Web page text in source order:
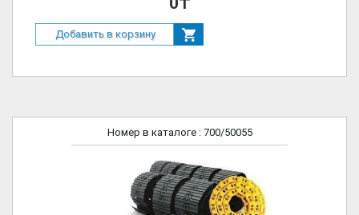
Добавить в корзину
Номер в каталоге : 700/50055